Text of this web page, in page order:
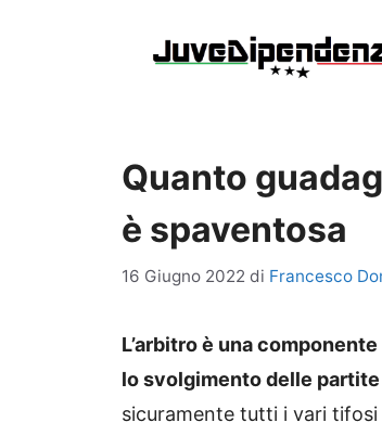
Quanto
è spaventosa
16 Giugno 2022 di Francesco
L’arbitro è una
lo svolgimento delle
sicuramente tutti i vari